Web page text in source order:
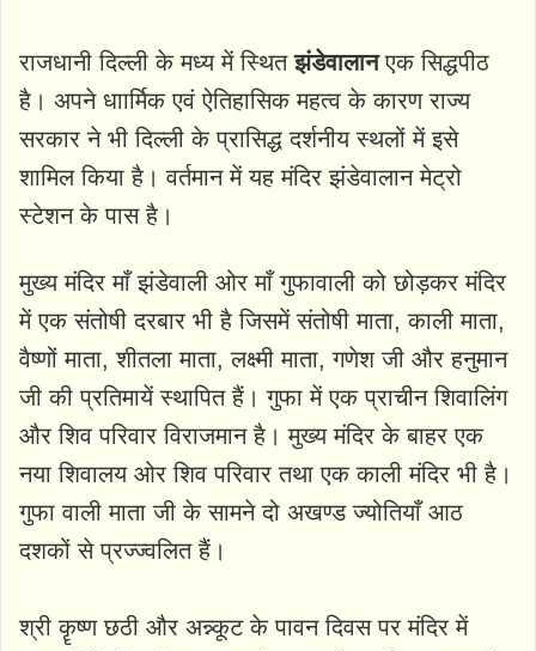
राजधानी दिल्ली के मध्य में स्थितझंडेवालानएक सिद्धपीठ
है। अपने धाार्मिक एवं ऐतिहासिक महत्व के कारण राज्य
सरकार ने भी दिल्ली के प्रासिद्ध दर्शनीय स्थलों में इसे
शामिल किया है। वर्तमान में यह मंदिर झंडेवालान मेट्रो
स्टेशन के पास है।
मुख्य मंदिर माँ झंडेवाली ओर माँ गुफावाली को छोड़कर मंदिर
में एक संतोषी दरबार भी है जिसमें संतोषी माता, काली माता,
वैष्णों माता, शीतला माता, लक्ष्मी माता, गणेश जी और हनुमान
जी की प्रतिमायें स्थापित हैं। गुफा में एक प्राचीन शिवालिंग
और शिव परिवार विराजमान है। मुख्य मंदिर के बाहर एक
नया शिवालय ओर शिव परिवार तथा एक काली मंदिर भी है।
गुफा वाली माता जी के सामने दो अखण्ड ज्योतियाँ आठ
दशकों से प्रज्ज्वलित हैं।
श्री कॄष्ण छठी और अन्न्कूट के पावन दिवस पर मंदिर में